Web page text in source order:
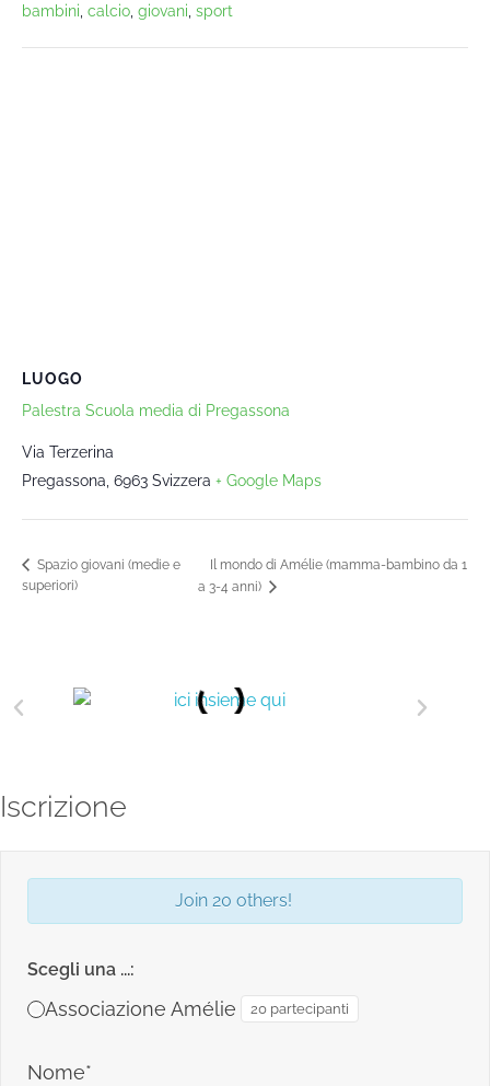
bambini calcio giovani sport
LUOGO
Palestra Scuola media di Pregassona
Via Terzerina
Pregassona 6963 Svizzera + Google Maps
Spazio giovani (medie e
superiori)
Il mondo di Amélie (mamma-bambino da 1
a 3-4 anni)
Iscrizione
Join 20 others!
Scegli una ...:
Associazione Amélie 20 partecipanti
Nome*